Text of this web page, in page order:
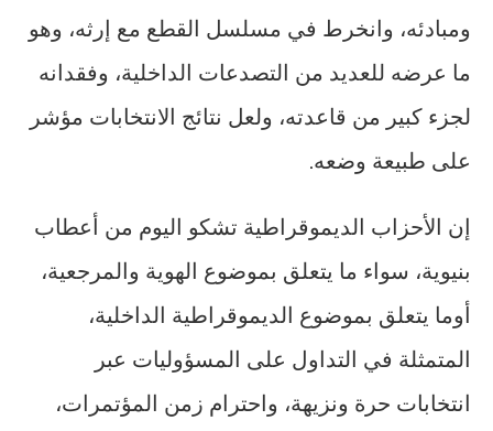
ومبادئه، وانخرط في مسلسل القطع مع إرثه، وهو
ما عرضه للعديد من التصدعات الداخلية، وفقدانه
لجزء كبير من قاعدته، ولعل نتائج الانتخابات مؤشر
على طبيعة وضعه.
إن الأحزاب الديموقراطية تشكو اليوم من أعطاب
بنيوية، سواء ما يتعلق بموضوع الهوية والمرجعية،
أوما يتعلق بموضوع الديموقراطية الداخلية،
المتمثلة في التداول على المسؤوليات عبر
انتخابات حرة ونزيهة، واحترام زمن المؤتمرات،